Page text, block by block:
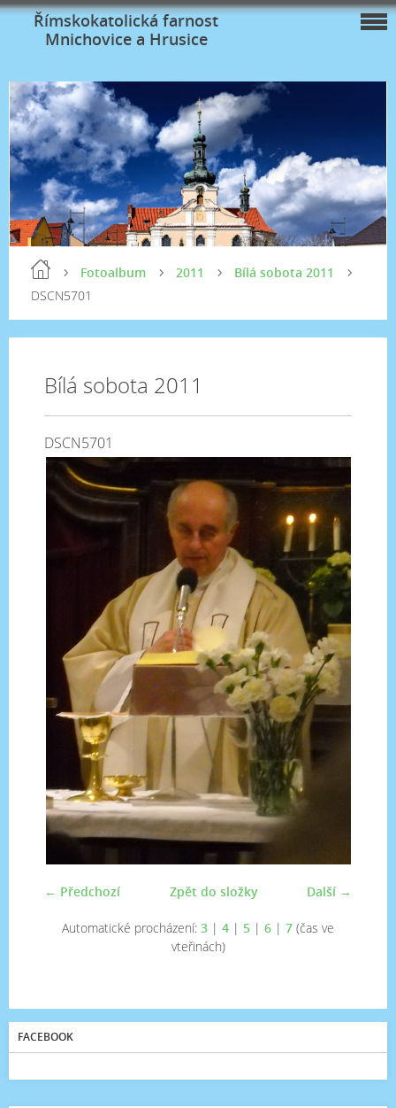
Římskokatolická farnost
Mnichovice a Hrusice
Fotoalbum 2011
Bílá sobota 2011
DSCN5701
Bílá sobota 2011
DSCN5701
← Předchozí Další →
Zpět do složky
Automatické procházení: 3 | 4 | 5 | 6 | 7 (čas ve
vteřinách)
FACEBOOK